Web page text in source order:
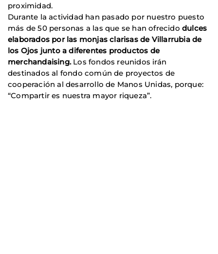
proximidad.
Durante la actividad han pasado por nuestro puesto
más de 50 personas a las que se han ofrecidodulces
elaborados por las monjas clarisas de Villarrubia de
los Ojos junto a diferentes productos de
merchandaising. Los fondos reunidos irán
destinados al fondo común de proyectos de
cooperación al desarrollo de Manos Unidas, porque:
“Compartir es nuestra mayor riqueza”.